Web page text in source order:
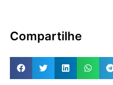
deputado estadual
Marcelo Cruz (PRTB),
manhã desta…
Compartilhe